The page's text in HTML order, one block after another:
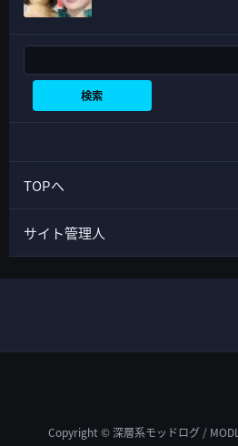
検索
TOPへ
サイト管理人
Copyright © 深層系モッドログ /